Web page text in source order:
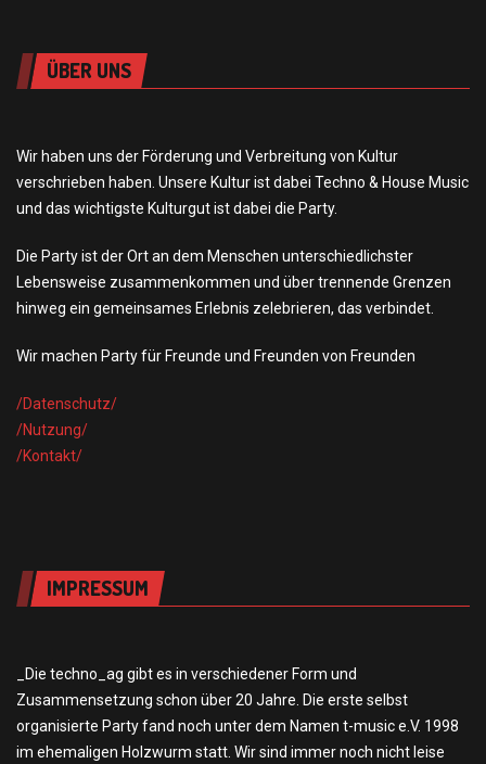
ÜBER UNS
Wir haben uns der Förderung und Verbreitung von Kultur
verschrieben haben. Unsere Kultur ist dabei Techno & House Music
und das wichtigste Kulturgut ist dabei die Party.
Die Party ist der Ort an dem Menschen unterschiedlichster
Lebensweise zusammenkommen und über trennende Grenzen
hinweg ein gemeinsames Erlebnis zelebrieren, das verbindet.
Wir machen Party für Freunde und Freunden von Freunden
/Datenschutz/
/Nutzung/
/Kontakt/
IMPRESSUM
_Die techno_ag gibt es in verschiedener Form und
Zusammensetzung schon über 20 Jahre. Die erste selbst
organisierte Party fand noch unter dem Namen t-music e.V. 1998
im ehemaligen Holzwurm statt. Wir sind immer noch nicht leise